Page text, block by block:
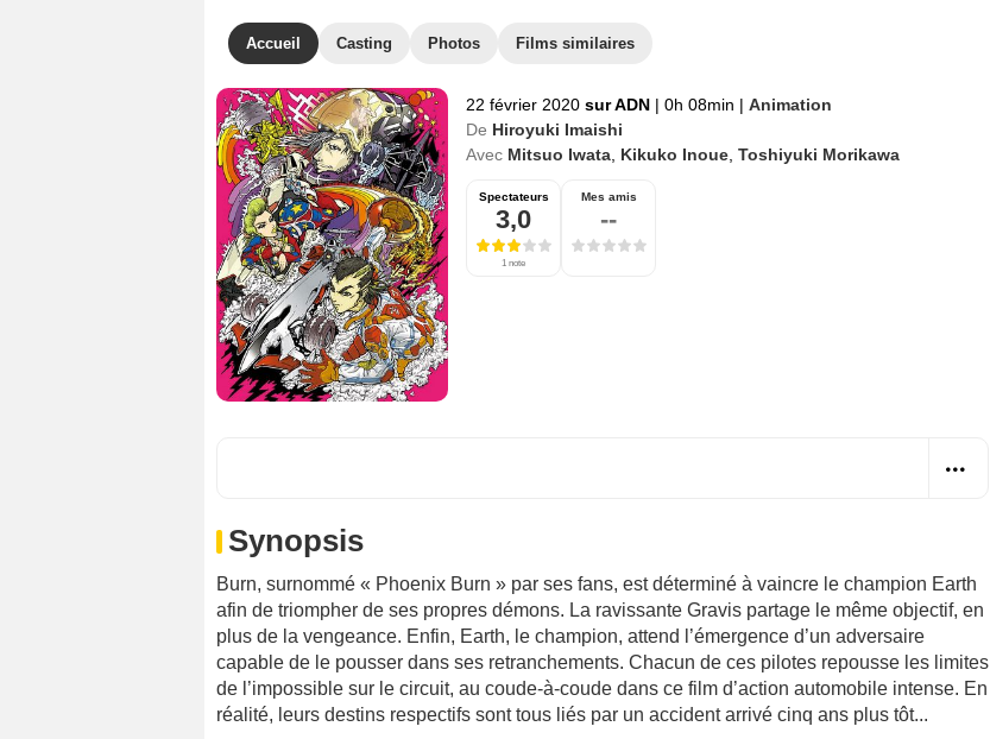
Accueil Casting Photos Films similaires
22 février 2020 sur ADN | 0h 08min | Animation
De Hiroyuki Imaishi
Avec Mitsuo Iwata Kikuko Inoue Toshiyuki Morikawa
Spectateurs
3,0
1 note
Mes amis
--
Synopsis
Burn, surnommé « Phoenix Burn » par ses fans, est déterminé à vaincre le champion Earth
afin de triompher de ses propres démons. La ravissante Gravis partage le même objectif, en
plus de la vengeance. Enfin, Earth, le champion, attend l’émergence d’un adversaire
capable de le pousser dans ses retranchements. Chacun de ces pilotes repousse les limites
de l’impossible sur le circuit, au coude-à-coude dans ce film d’action automobile intense. En
réalité, leurs destins respectifs sont tous liés par un accident arrivé cinq ans plus tôt...